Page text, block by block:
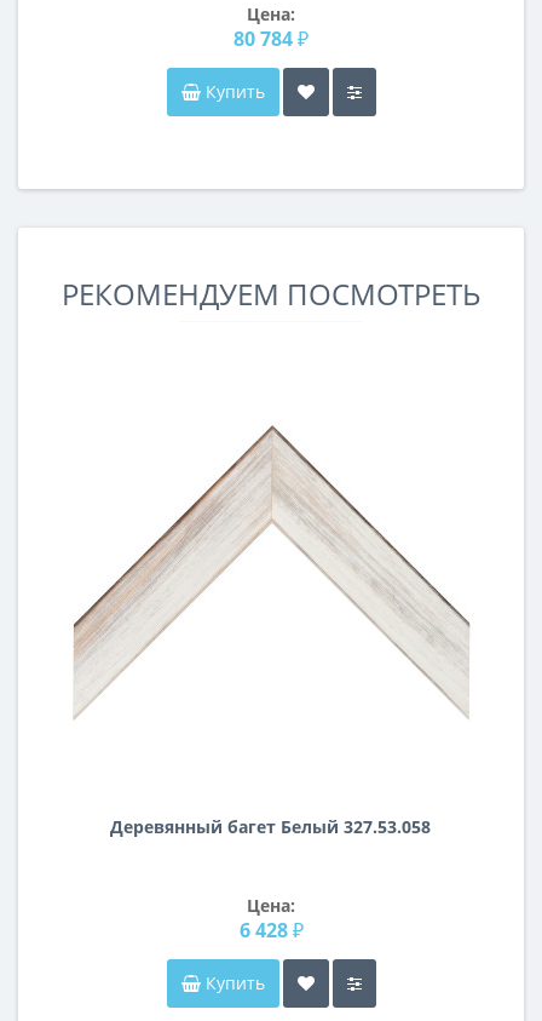
Цена:
80 784 ₽
Купить
РЕКОМЕНДУЕМ ПОСМОТРЕТЬ
Деревянный багет Белый 327.53.058
Цена:
6 428 ₽
Купить